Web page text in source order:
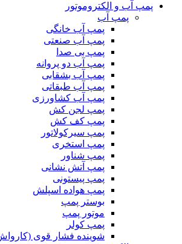
پمپ آب و الکتروموتور
پمپ آب
پمپ آب خانگی
پمپ آب صنعتی
پمپ بی صدا
پمپ آب دو پروانه
پمپ آب بشقابی
پمپ آب طبقاتی
پمپ آب کشاورزی
پمپ لجن کش
پمپ کف کش
پمپ سیرکولاتور
پمپ استخری
پمپ شناور
پمپ آتش نشانی
پمپ پیستونی
پمپ هواده اسپلش
بوستر پمپ
موتور پمپ
پمپ کولر
شوینده فشار قوی